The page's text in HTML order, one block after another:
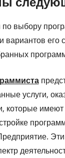
по выбору
вариантов его
услуги,
которые имеют
Эти